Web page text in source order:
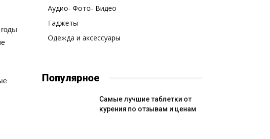
Аудио- Фото- Видео
Гаджеты
Одежда и аксессуары
Популярное
Самые лучшие таблетки от
курения по отзывам и ценам